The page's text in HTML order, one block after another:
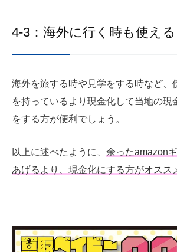
4-3：海外に行く時も使える
海外を旅する時や見学をする時など、
を持っているより現金化して当地の現
をする方が便利でしょう。
以上に述べたように、 余ったamazon
あげるより、現金化にする方がオスス